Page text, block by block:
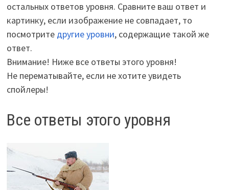
остальных ответов уровня. Сравните ваш ответ и
картинку, если изображение не совпадает, то
посмотрите другие уровни, содержащие такой же
ответ.
Внимание! Ниже все ответы этого уровня!
Не перематывайте, если не хотите увидеть
спойлеры!
Все ответы этого уровня